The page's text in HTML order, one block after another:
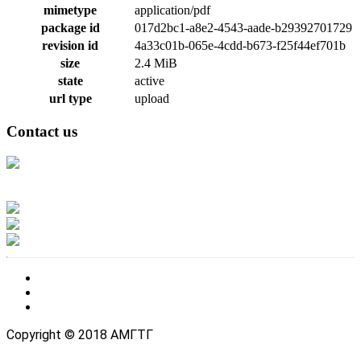
mimetype
application/pdf
package id
017d2bc1-a8e2-4543-aade-b29392701729
revision id
4a33c01b-065e-4cdd-b673-f25f44ef701b
size
2.4 MiB
state
active
url type
upload
Contact us
Copyright © 2018 АМГТГ